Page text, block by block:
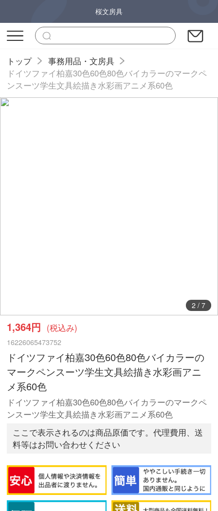
桜文房具
トップ
事務用品・文房具
ドイツファイ柏嘉30色60色80色バイカラーのマークペ
ンスーツ学生文具絵描き水彩画アニメ系60色
2/ 7
1,364円 (税込み)
16226065473752
ドイツファイ柏嘉30色60色80色バイカラーの
マークペンスーツ学生文具絵描き水彩画アニ
メ系60色
ドイツファイ柏嘉30色60色80色バイカラーのマークペ
ンスーツ学生文具絵描き水彩画アニメ系60色
ここで表示されるのは商品原価です。代理費用、送
料等はお問い合わせください